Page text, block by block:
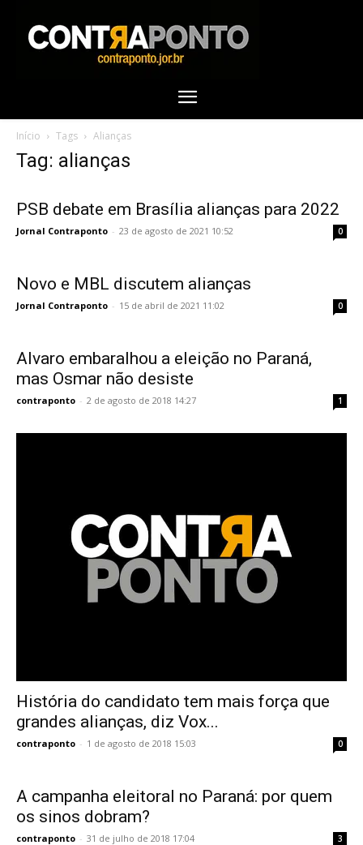
Início Tags Alianças
Tag: alianças
PSB debate em Brasília alianças para 2022
Jornal Contraponto - 23 de agosto de 2021 10:52 0
Novo e MBL discutem alianças
Jornal Contraponto - 15 de abril de 2021 11:02 0
Alvaro embaralhou a eleição no Paraná,
mas Osmar não desiste
contraponto - 2 de agosto de 2018 14:27 1
História do candidato tem mais força que
grandes alianças, diz Vox...
contraponto - 1 de agosto de 2018 15:03 0
A campanha eleitoral no Paraná: por quem
os sinos dobram?
contraponto - 31 de julho de 2018 17:04 3